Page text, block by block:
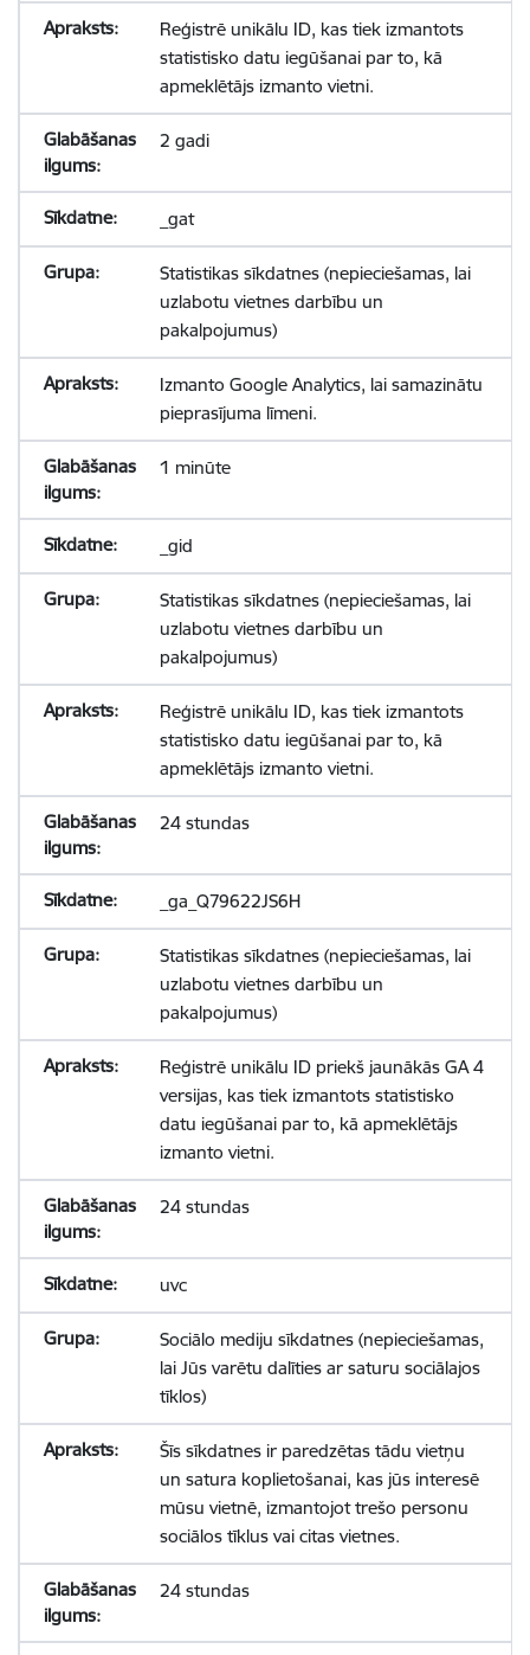
Reģistrē unikālu ID, kas tiek izmantots
statistisko datu iegūšanai par to, kā
apmeklētājs izmanto vietni.
2 gadi
_gat
Statistikas sīkdatnes (nepieciešamas, lai
uzlabotu vietnes darbību un
pakalpojumus)
Izmanto Google Analytics, lai samazinātu
pieprasījuma līmeni.
1 minūte
_gid
Statistikas sīkdatnes (nepieciešamas, lai
uzlabotu vietnes darbību un
pakalpojumus)
Reģistrē unikālu ID, kas tiek izmantots
statistisko datu iegūšanai par to, kā
apmeklētājs izmanto vietni.
24 stundas
_ga_Q79622JS6H
Statistikas sīkdatnes (nepieciešamas, lai
uzlabotu vietnes darbību un
pakalpojumus)
Reģistrē unikālu ID priekš jaunākās GA 4
versijas, kas tiek izmantots statistisko
datu iegūšanai par to, kā apmeklētājs
izmanto vietni.
24 stundas
uvc
Sociālo mediju sīkdatnes (nepieciešamas,
lai Jūs varētu dalīties ar saturu sociālajos
tīklos)
Šīs sīkdatnes ir paredzētas tādu vietņu
un satura koplietošanai, kas jūs interesē
mūsu vietnē, izmantojot trešo personu
sociālos tīklus vai citas vietnes.
24 stundas